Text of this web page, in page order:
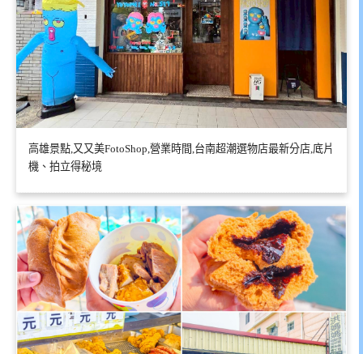
高雄景點,又又美FotoShop,營業時間,台南超潮選物店最新分店,底片
機、拍立得秘境